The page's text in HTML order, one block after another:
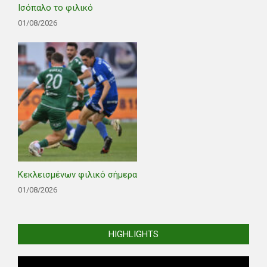
Ισόπαλο το φιλικό
01/08/2026
Κεκλεισμένων φιλικό σήμερα
01/08/2026
HIGHLIGHTS